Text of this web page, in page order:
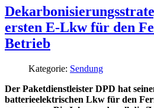
ersten E-Lkw für den
Betrieb
Kategorie: Sendung
Der Paketdienstleister DPD hat
batterieelektrischen Lkw für den